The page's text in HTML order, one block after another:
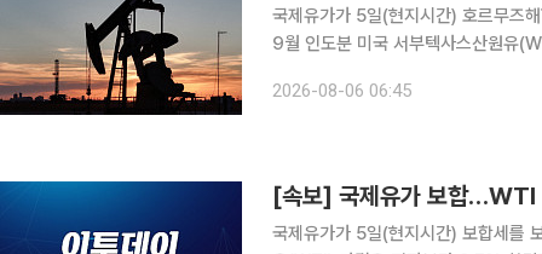
국제유가가 5일(현지시간) 호르무즈해협 재개
9월 인도분 미국 서부텍사스산원유
2026-08-06 06:45
[속보] 국제유가 보합
국제유가가 5일(현지시간) 보합세를 보였다. 뉴욕상품거래소에서 9월 인도분 미국